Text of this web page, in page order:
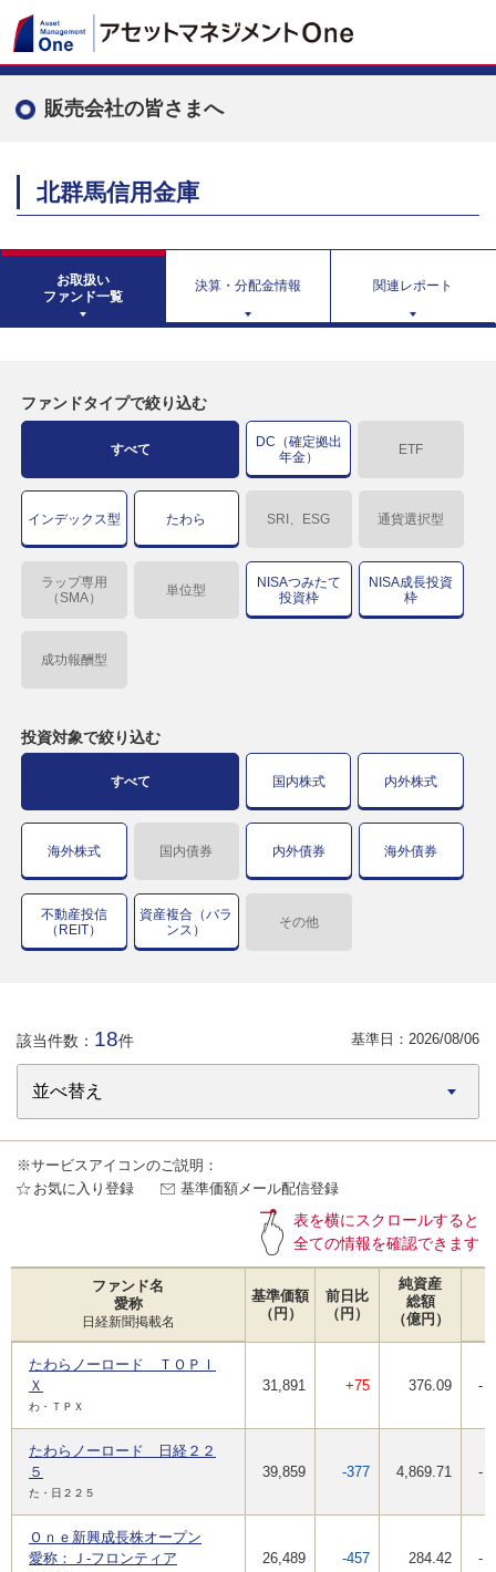
販売会社の皆さまへ
北群馬信用金庫
お取扱い
ファンド一覧
決算・分配金情報 関連レポート
ファンドタイプで絞り込む
すべて
DC（確定拠出
年金）
ETF
インデックス型 たわら SRI、ESG 通貨選択型
ラップ専用
（SMA）
単位型
NISAつみたて
投資枠
NISA成長投資
枠
成功報酬型
投資対象で絞り込む
すべて 国内株式 内外株式
海外株式 国内債券 内外債券 海外債券
不動産投信
（REIT）
資産複合（バラ
ンス）
その他
該当件数： 18件 基準日： 2026/08/06
※サービスアイコンのご説明：
お気に入り登録
基準価額メール配信登録
表を横にスクロールすると
全ての情報を確認できます
ファンド名
愛称
日経新聞掲載名
基準価額
（円）
前日比
（円）
純資産
総額
（億円）
たわらノーロード ＴＯＰＩ
Ｘ
わ・ＴＰＸ
31,891 +75 376.09 -
たわらノーロード 日経２２
５
た・日２２５
39,859 -377 4,869.71 -
Ｏｎｅ新興成長株オープン
愛称：Ｊ-フロンティア
26,489 -457 284.42 -